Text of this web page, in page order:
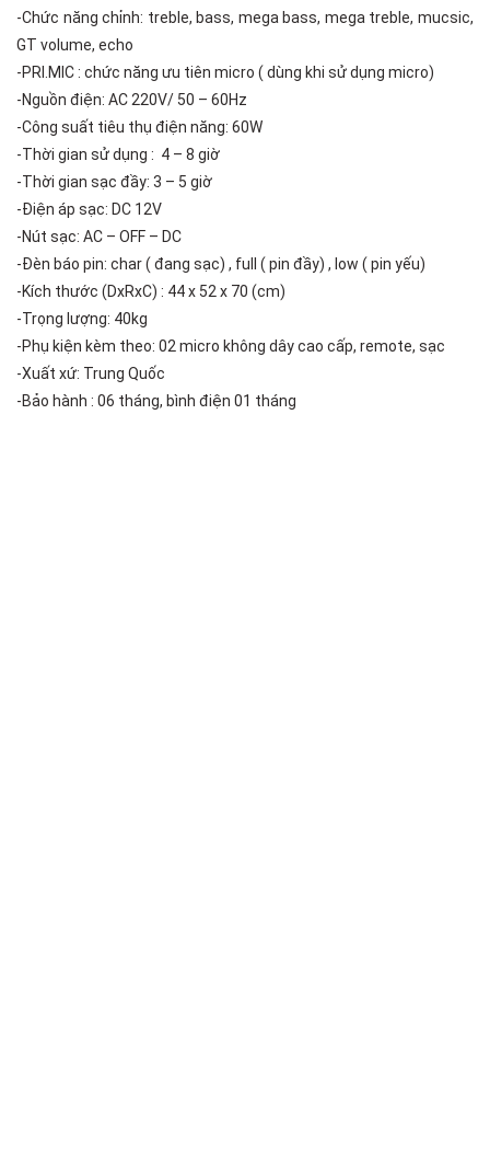
-Chức năng chỉnh: treble, bass, mega bass, mega treble, mucsic,
GT volume, echo
-PRI.MIC : chức năng ưu tiên micro ( dùng khi sử dụng micro)
-Nguồn điện: AC 220V/ 50 – 60Hz
-Công suất tiêu thụ điện năng: 60W
-Thời gian sử dụng : 4 – 8 giờ
-Thời gian sạc đầy: 3 – 5 giờ
-Điện áp sạc: DC 12V
-Nút sạc: AC – OFF – DC
-Đèn báo pin: char ( đang sạc) , full ( pin đầy) , low ( pin yếu)
-Kích thước (DxRxC) : 44 x 52 x 70 (cm)
-Trọng lượng: 40kg
-Phụ kiện kèm theo: 02 micro không dây cao cấp, remote, sạc
-Xuất xứ: Trung Quốc
-Bảo hành : 06 tháng, bình điện 01 tháng